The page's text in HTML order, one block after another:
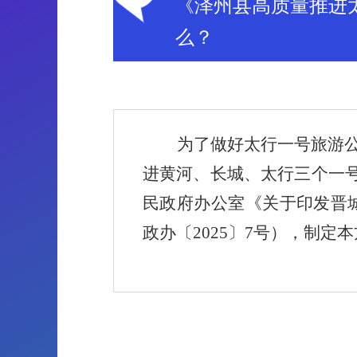
《泽州县高质量推
么？
为了做好太行一号旅游
进黄河、长城、太行三个一
民政府办公室《关于印发
政办〔2025〕7号），制定